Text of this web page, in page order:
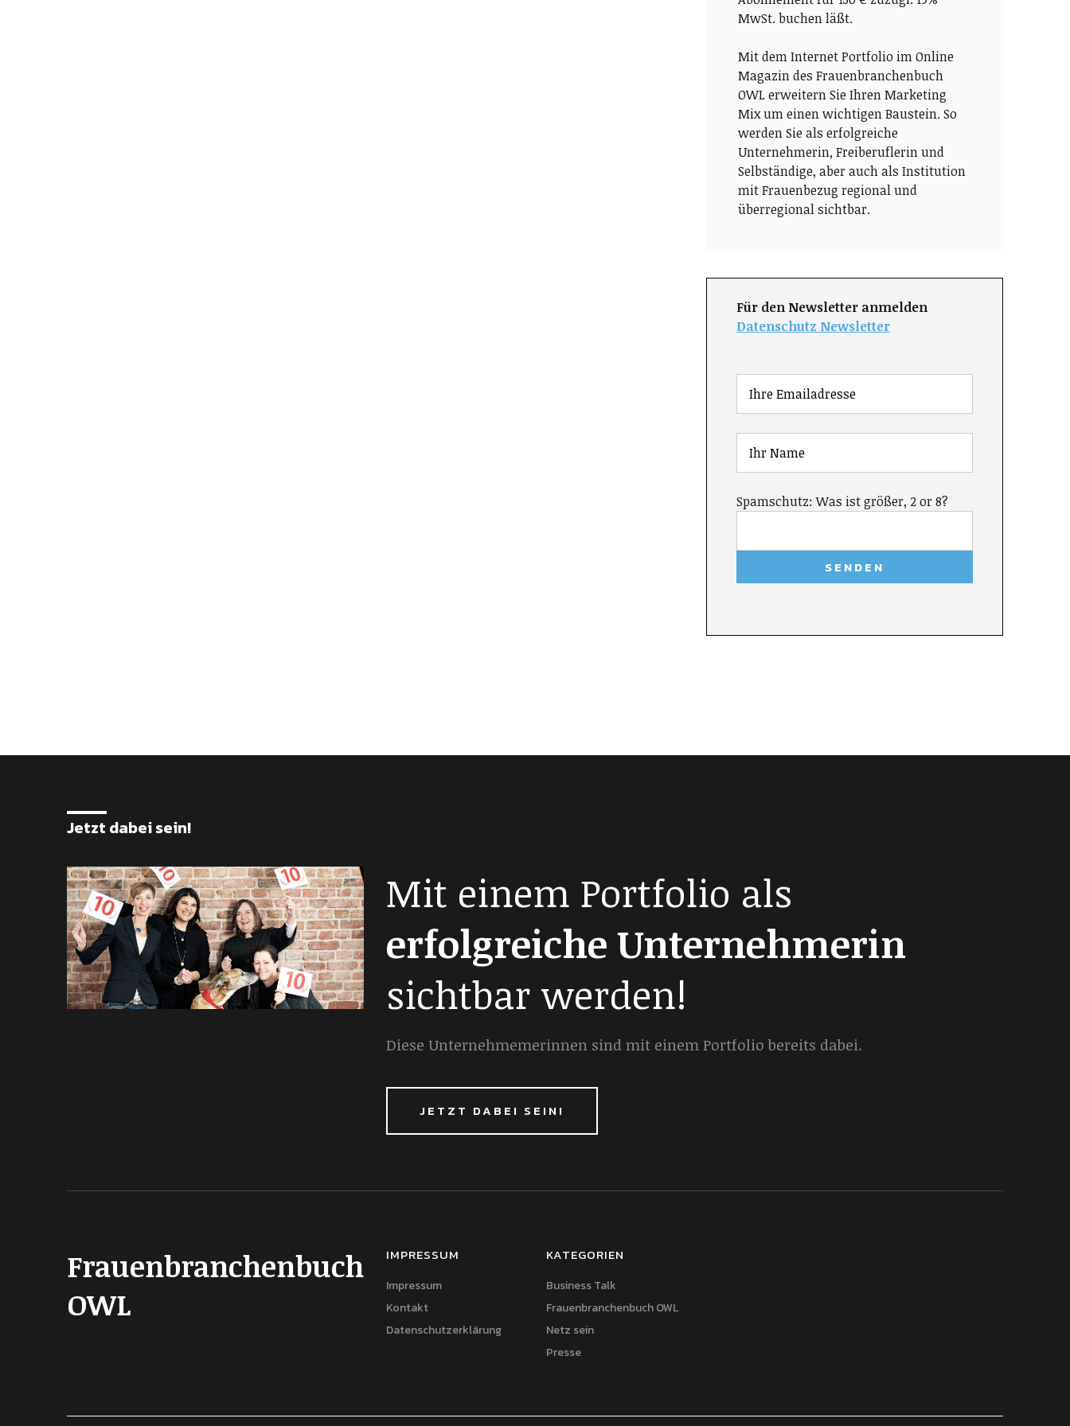
MwSt. buchen läßt.
Mit dem Internet Portfolio im Online
Magazin des Frauenbranchenbuch
OWL erweitern Sie Ihren Marketing
Mix um einen wichtigen Baustein. So
werden Sie als erfolgreiche
Unternehmerin, Freiberuflerin und
Selbständige, aber auch als Institution
mit Frauenbezug regional und
überregional sichtbar.
Für den Newsletter anmelden
Datenschutz Newsletter
Spamschutz: Was ist größer, 2 or 8?
Jetzt dabei sein!
Mit einem Portfolio als
erfolgreiche Unternehmerin
sichtbar werden!
Diese Unternehmemerinnen sind mit einem Portfolio bereits dabei.
JETZT DABEI SEIN!
Frauenbranchenbuch
OWL
IMPRESSUM
Impressum
Kontakt
Datenschutzerklärung
KATEGORIEN
Business Talk
Frauenbranchenbuch OWL
Netz sein
Presse